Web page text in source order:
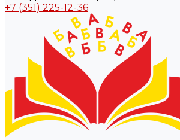
+7 (351) 225-12-36